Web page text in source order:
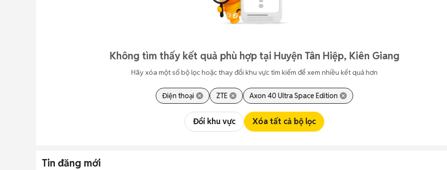
Không tìm thấy kết quả phù hợp tại Huyện Tân Hiệp, Kiên Giang
Hãy xóa một số bộ lọc hoặc thay đổi khu vực tìm kiếm để xem nhiều kết quả hơn
Điện thoại ZTE Axon 40 Ultra Space Edition
Đổi khu vực Xóa tất cả bộ lọc
Tin đăng mới